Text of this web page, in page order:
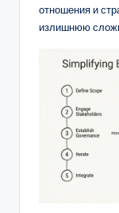
отношения и
излишнюю